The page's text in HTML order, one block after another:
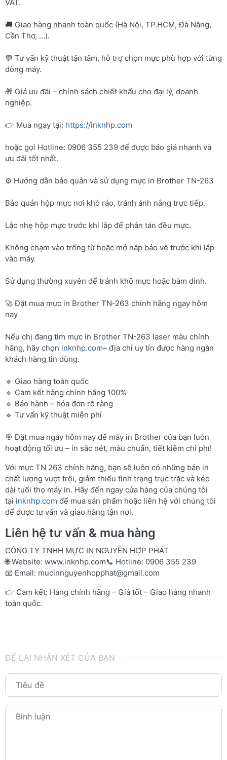
VAT.
🚚 Giao hàng nhanh toàn quốc (Hà Nội, TP.HCM, Đà Nẵng,
Cần Thơ, …).
💬 Tư vấn kỹ thuật tận tâm, hỗ trợ chọn mực phù hợp với từng
dòng máy.
🎁 Giá ưu đãi – chính sách chiết khấu cho đại lý, doanh
nghiệp.
👉 Mua ngay tại: https://inknhp.com
hoặc gọi Hotline: 0906 355 239 để được báo giá nhanh và
ưu đãi tốt nhất.
⚙️ Hướng dẫn bảo quản và sử dụng mực in Brother TN-263
Bảo quản hộp mực nơi khô ráo, tránh ánh nắng trực tiếp.
Lắc nhẹ hộp mực trước khi lắp để phân tán đều mực.
Không chạm vào trống từ hoặc mở nắp bảo vệ trước khi lắp
vào máy.
Sử dụng thường xuyên để tránh khô mực hoặc bám dính.
🚀 Đặt mua mực in Brother TN-263 chính hãng ngay hôm
nay
Nếu chị đang tìm mực in Brother TN-263 laser màu chính
hãng, hãy chọn inknhp.com– địa chỉ uy tín được hàng ngàn
khách hàng tin dùng.
🔹 Giao hàng toàn quốc
🔹 Cam kết hàng chính hãng 100%
🔹 Bảo hành – hóa đơn rõ ràng
🔹 Tư vấn kỹ thuật miễn phí
🎯 Đặt mua ngay hôm nay để máy in Brother của bạn luôn
hoạt động tối ưu – in sắc nét, màu chuẩn, tiết kiệm chi phí!
Với mực TN 263 chính hãng, bạn sẽ luôn có những bản in
chất lượng vượt trội, giảm thiểu tình trạng trục trặc và kéo
dài tuổi thọ máy in. Hãy đến ngay cửa hàng của chúng tôi
tại inknhp.com để mua sản phẩm hoặc liên hệ với chúng tôi
để được tư vấn và giao hàng tận nơi.
Liên hệ tư vấn & mua hàng
CÔNG TY TNHH MỰC IN NGUYỄN HỢP PHÁT
🌐 Website: www.inknhp.com📞 Hotline: 0906 355 239
📧 Email: mucinnguyenhopphat@gmail.com
👉 Cam kết: Hàng chính hãng – Giá tốt – Giao hàng nhanh
toàn quốc.
ĐỂ LẠI NHẬN XÉT CỦA BẠN